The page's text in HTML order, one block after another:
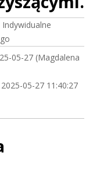
Indywidualne
05-27 (Magdalena
2025-05-27 11:40:27